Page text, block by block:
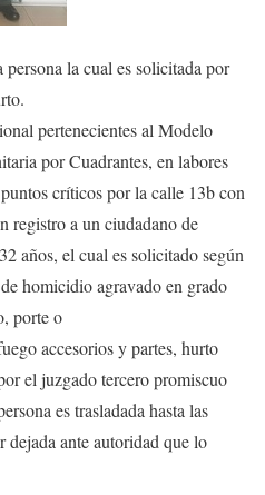
la cual es solicitada por
pertenecientes al Modelo
por Cuadrantes, en labores
críticos por la calle 13b con
registro a un ciudadano de
años, el cual es solicitado según
homicidio agravado en grado
porte o
accesorios y partes, hurto
el juzgado tercero promiscuo
es trasladada hasta las
dejada ante autoridad que lo